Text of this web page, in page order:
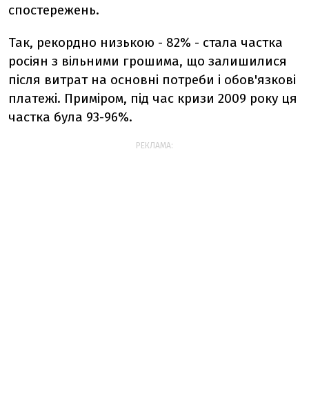
спостережень.
Так, рекордно низькою - 82% - стала частка
росіян з вільними грошима, що залишилися
після витрат на основні потреби і обов'язкові
платежі. Приміром, під час кризи 2009 року ця
частка була 93-96%.
РЕКЛАМА: